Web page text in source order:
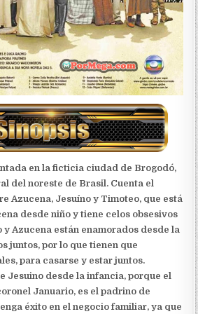
en la ficticia ciudad de Brogodó,
del noreste de Brasil. Cuenta el
Azucena, Jesuíno y Timoteo, que está
desde niño y tiene celos obsesivos
y Azucena están enamorados desde la
juntos, por lo que tienen que
para casarse y estar juntos.
Jesuino desde la infancia, porque el
Januario, es el padrino de
éxito en el negocio familiar, ya que